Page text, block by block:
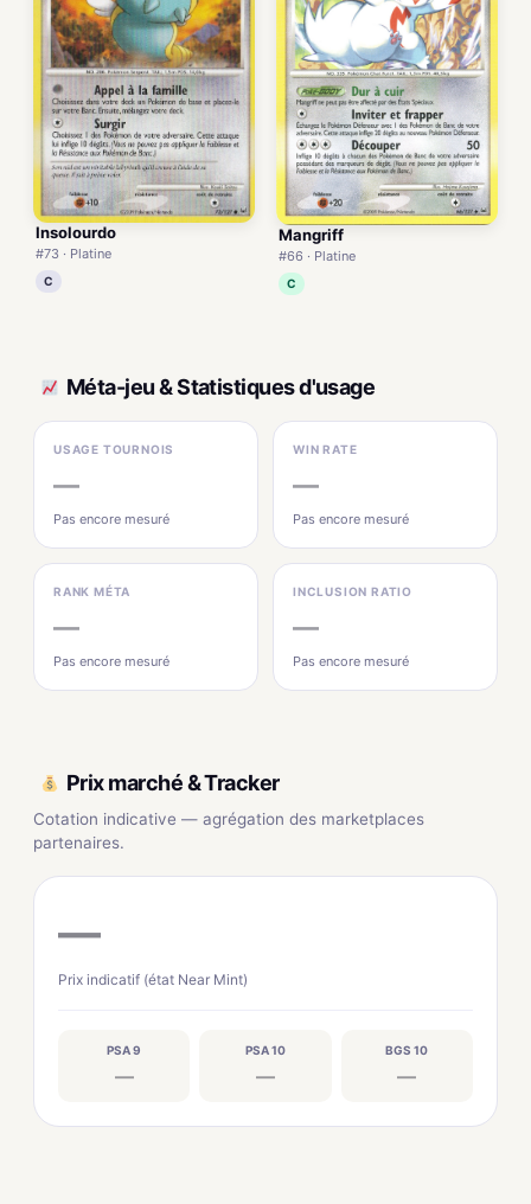
Insolourdo
#73 · Platine
C
Mangriff
#66 · Platine
C
Méta-jeu & Statistiques d'usage
USAGE TOURNOIS
—
Pas encore mesuré
WIN RATE
—
Pas encore mesuré
RANK MÉTA
—
Pas encore mesuré
INCLUSION RATIO
—
Pas encore mesuré
Prix marché & Tracker
Cotation indicative — agrégation des marketplaces
partenaires.
—
Prix indicatif (état Near Mint)
PSA 9
—
PSA 10
—
BGS 10
—